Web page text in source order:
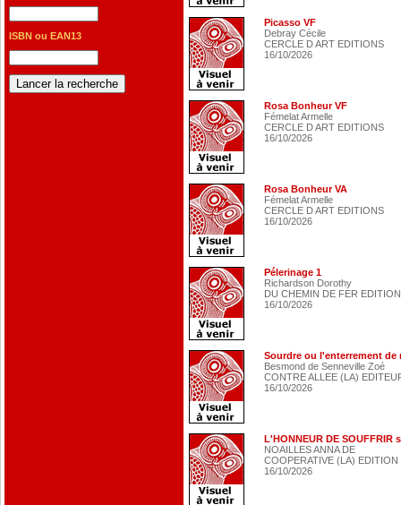
ISBN ou EAN13
Picasso VF
Debray Cécile
CERCLE D ART EDITIONS
16/10/2026
Rosa Bonheur VF
Fémelat Armelle
CERCLE D ART EDITIONS
16/10/2026
Rosa Bonheur VA
Fémelat Armelle
CERCLE D ART EDITIONS
16/10/2026
Pélerinage 1
Richardson Dorothy
DU CHEMIN DE FER
16/10/2026
Sourdre ou l'enterrement de
Besmond de Senneville Zoé
CONTRE ALLEE (LA)
16/10/2026
L'HONNEUR DE SOUFFRIR
NOAILLES ANNA DE
COOPERATIVE (LA) EDITION
16/10/2026